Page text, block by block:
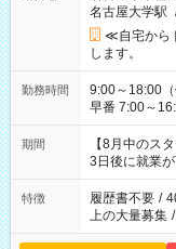
名古屋大学駅
≪自宅から
します。
勤務時間
9:00～18:00（休憩60分） ■ご希望
早番 7:00～
と休みを合わ
「できれば
ね。 ※Wワーク希望の方へ 今ご覧のお仕事で希望する勤務時間
と、もう1つ
合は応募でき
期間
【8月中のス
3日後に就業が
特徴 履歴書不要 /
上の大量募集 /